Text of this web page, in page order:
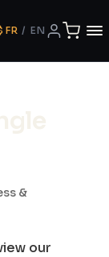
FR / EN
&
our